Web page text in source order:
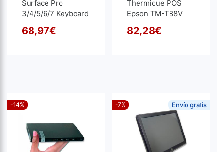
Surface Pro
3/4/5/6/7 Keyboard
Le prix initial était :
68,97€
Le prix actuel est : 68,97€.
Thermique POS
Epson TM-T88V
Reconditionné
82,28€
-14% -7% Envío gratis